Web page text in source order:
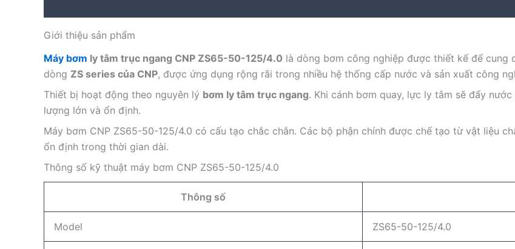
Giới thiệu sản phẩm
Máy bơm ly tâm trục ngang CNP ZS65-50-125/4.0 là dòng bơm công nghiệp được thiết kế để cung
dòng ZS series của CNP, được ứng dụng rộng rãi trong nhiều hệ thống cấp nước và sản xuất công
Thiết bị hoạt động theo nguyên lý bơm ly tâm trục ngang. Khi cánh bơm quay, lực ly tâm sẽ đẩy
lượng lớn và ổn định.
Máy bơm CNP ZS65-50-125/4.0 có cấu tạo chắc chắn. Các bộ phận chính được chế tạo từ vật liệu
ổn định trong thời gian dài.
Thông số kỹ thuật máy bơm CNP ZS65-50-125/4.0
Thông số
Model ZS65-50-125/4.0